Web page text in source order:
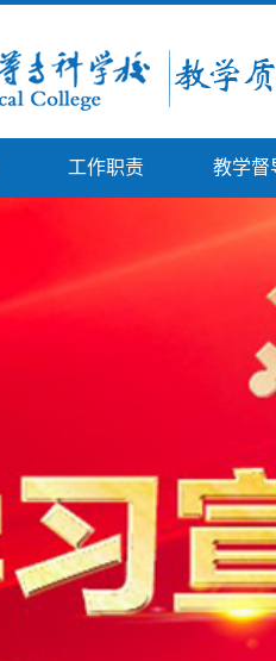
工作职责 教学督